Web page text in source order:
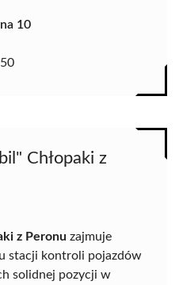
10
Chłopaki z
z Peronu zajmuje
stacji kontroli pojazdów
solidnej pozycji w